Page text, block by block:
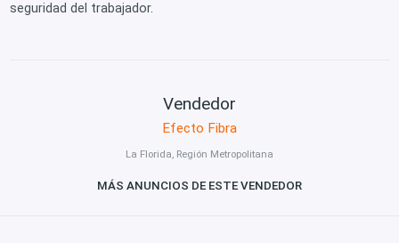
seguridad del trabajador.
Vendedor
Efecto Fibra
La Florida, Región Metropolitana
MÁS ANUNCIOS DE ESTE VENDEDOR